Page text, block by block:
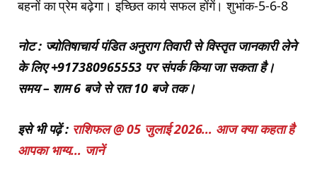
बहनों का प्रेम बढ़ेगा। इच्छित कार्य सफल होंगें। शुभांक-5-6-8
नोट : ज्योतिषाचार्य पंडित अनुराग तिवारी से विस्तृत जानकारी लेने
के लिए +917380965553 पर संपर्क किया जा सकता है।
समय – शाम 6 बजे से रात 10 बजे तक।
इसे भी पढ़ें : राशिफल @ 05 जुलाई 2026… आज क्या कहता है
आपका भाग्य… जानें